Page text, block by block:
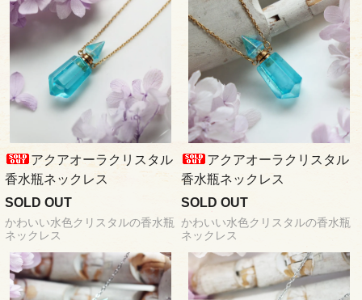
アクアオーラクリスタル
香水瓶ネックレス
SOLD OUT
かわいい水色クリスタルの香水瓶
ネックレス
アクアオーラクリスタル
香水瓶ネックレス
SOLD OUT
かわいい水色クリスタルの香水瓶
ネックレス